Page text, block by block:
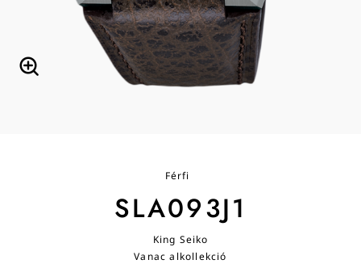
Férfi
SLA093J1
King Seiko
Vanac alkollekció